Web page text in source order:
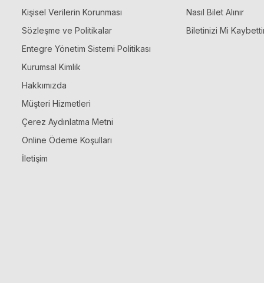
Kişisel Verilerin Korunması
Sözleşme ve Politikalar
Entegre Yönetim Sistemi Politikası
Kurumsal Kimlik
Hakkımızda
Müşteri Hizmetleri
Çerez Aydınlatma Metni
Online Ödeme Koşulları
İletişim
Nasıl Bilet Alınır
Biletinizi Mi